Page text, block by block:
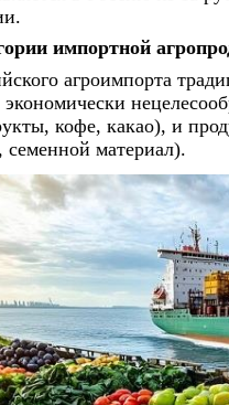
импортной
агроимпорта
кофе, какао), и
материал).